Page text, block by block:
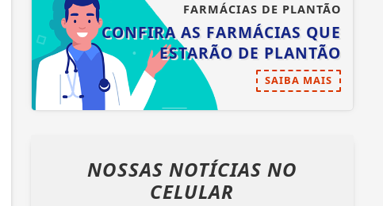
FARMÁCIAS DE PLANTÃO
CONFIRA AS FARMÁCIAS QUE
ESTARÃO DE PLANTÃO
SAIBA MAIS
NOSSAS NOTÍCIAS NO
CELULAR